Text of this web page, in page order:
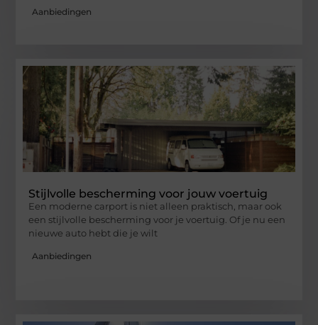
Aanbiedingen
Stijlvolle bescherming voor jouw voertuig
Een moderne carport is niet alleen praktisch, maar ook
een stijlvolle bescherming voor je voertuig. Of je nu een
nieuwe auto hebt die je wilt
Aanbiedingen